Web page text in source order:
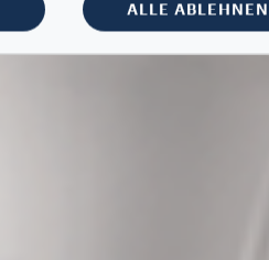
ALLE ABLEHNEN